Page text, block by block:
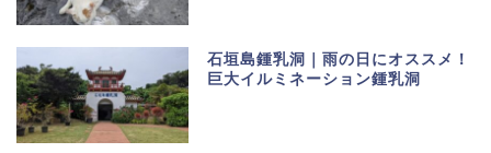
石垣島鍾乳洞｜雨の日にオススメ！
巨大イルミネーション鍾乳洞